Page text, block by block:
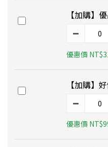
【加購】
優惠價
【加購】
優惠價